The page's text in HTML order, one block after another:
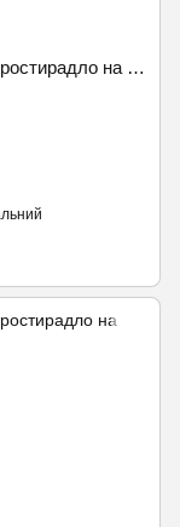
Постільна білизна двоспальна муслін простирадло на резинці. Наволочка 50х70. Koloco